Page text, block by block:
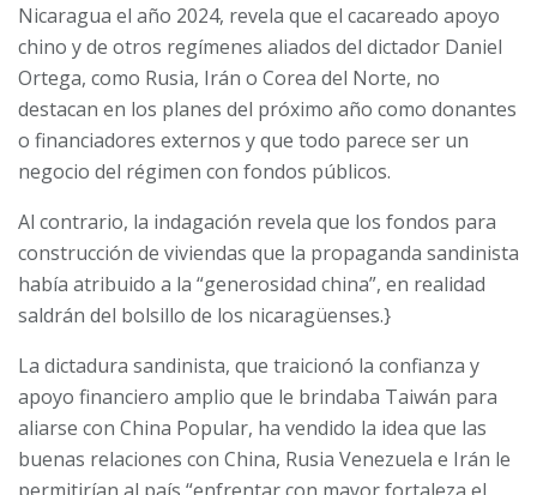
Nicaragua el año 2024, revela que el cacareado apoyo
chino y de otros regímenes aliados del dictador Daniel
Ortega, como Rusia, Irán o Corea del Norte, no
destacan en los planes del próximo año como donantes
o financiadores externos y que todo parece ser un
negocio del régimen con fondos públicos.
Al contrario, la indagación revela que los fondos para
construcción de viviendas que la propaganda sandinista
había atribuido a la “generosidad china”, en realidad
saldrán del bolsillo de los nicaragüenses.}
La dictadura sandinista, que traicionó la confianza y
apoyo financiero amplio que le brindaba Taiwán para
aliarse con China Popular, ha vendido la idea que las
buenas relaciones con China, Rusia Venezuela e Irán le